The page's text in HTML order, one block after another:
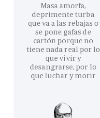
Masa amorfa,
deprimente turba
que va a las rebajas o
se pone gafas de
cartón porque no
tiene nada real por lo
que vivir y
desangrarse, por lo
que luchar y morir